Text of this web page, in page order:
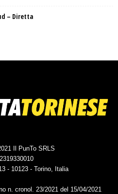
– Diretta
Il PunTo SRLS
- 10123 - Torino, Italia
n. cronol. 23/2021 del 15/04/2021